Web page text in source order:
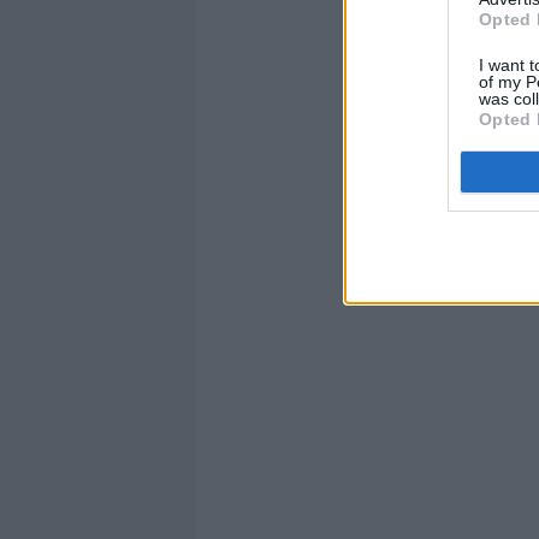
Opted
I want
of my
was
Opted